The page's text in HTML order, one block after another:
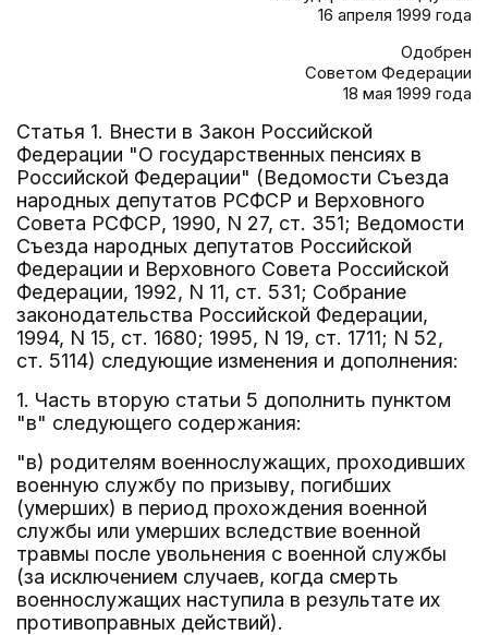
16 апреля 1999 года
Одобрен
Советом Федерации
18 мая 1999 года
Статья 1. Внести в Закон Российской
Федерации "О государственных пенсиях в
Российской Федерации" (Ведомости Съезда
народных депутатов РСФСР и Верховного
Совета РСФСР, 1990, N 27, ст. 351; Ведомости
Съезда народных депутатов Российской
Федерации и Верховного Совета Российской
Федерации, 1992, N 11, ст. 531; Собрание
законодательства Российской Федерации,
1994, N 15, ст. 1680; 1995, N 19, ст. 1711; N 52,
ст. 5114) следующие изменения и дополнения:
1. Часть вторую статьи 5 дополнить пунктом
"в" следующего содержания:
"в) родителям военнослужащих, проходивших
военную службу по призыву, погибших
(умерших) в период прохождения военной
службы или умерших вследствие военной
травмы после увольнения с военной службы
(за исключением случаев, когда смерть
военнослужащих наступила в результате их
противоправных действий).